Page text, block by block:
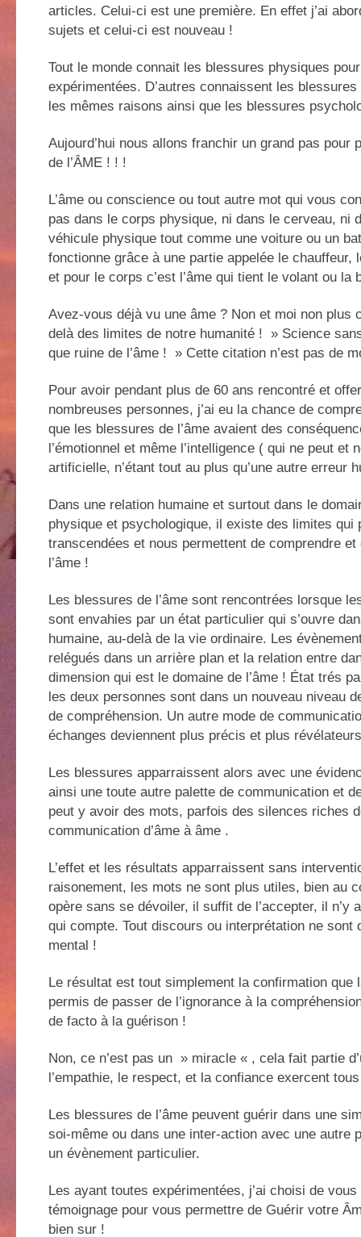
articles. Celui-ci est une première. En effet j’ai
sujets et celui-ci est nouveau !
Tout le monde connait les blessures physiques
expérimentées. D’autres connaissent les
les mêmes raisons ainsi que les blessures
Aujourd’hui nous allons franchir un grand pas pour
de l’ÂME ! ! !
L’âme ou conscience ou tout autre mot qui vous
pas dans le corps physique, ni dans le cerveau, ni
véhicule physique tout comme une voiture ou un
fonctionne grâce à une partie appelée le chauffeur,
et pour le corps c’est l’âme qui tient le volant ou la
Avez-vous déjà vu une âme ? Non et moi non plus
delà des limites de notre humanité ! » Science
que ruine de l’âme ! » Cette citation n’est pas de
Pour avoir pendant plus de 60 ans rencontré et
nombreuses personnes, j’ai eu la chance de
que les blessures de l’âme avaient des
l’émotionnel et même l’intelligence ( qui ne peut et
artificielle, n’étant tout au plus qu’une autre erreur
Dans une relation humaine et surtout dans le
physique et psychologique, il existe des limites qui
transcendées et nous permettent de comprendre et
l’âme !
Les blessures de l’âme sont rencontrées lorsque
sont envahies par un état particulier qui s’ouvre
humaine, au-delà de la vie ordinaire. Les
relégués dans un arrière plan et la relation entre
dimension qui est le domaine de l’âme ! État trés
les deux personnes sont dans un nouveau niveau
de compréhension. Un autre mode de
échanges deviennent plus précis et plus
Les blessures apparraissent alors avec une
ainsi une toute autre palette de communication et
peut y avoir des mots, parfois des silences riches
communication d’âme à âme .
L’effet et les résultats apparraissent sans
raisonement, les mots ne sont plus utiles, bien au
opère sans se dévoiler, il suffit de l’accepter, il n’y
qui compte. Tout discours ou interprétation ne sont
mental !
Le résultat est tout simplement la confirmation que
permis de passer de l’ignorance à la
de facto à la guérison !
Non, ce n’est pas un » miracle « , cela fait partie
l’empathie, le respect, et la confiance exercent
Les blessures de l’âme peuvent guérir dans une
soi-même ou dans une inter-action avec une autre
un évènement particulier.
Les ayant toutes expérimentées, j’ai choisi de
témoignage pour vous permettre de Guérir votre
bien sur !